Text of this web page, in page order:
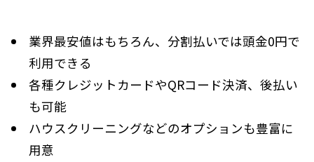
業界最安値はもちろん、分割払いでは頭金0円で
利用できる
各種クレジットカードやQRコード決済、後払い
も可能
ハウスクリーニングなどのオプションも豊富に
用意